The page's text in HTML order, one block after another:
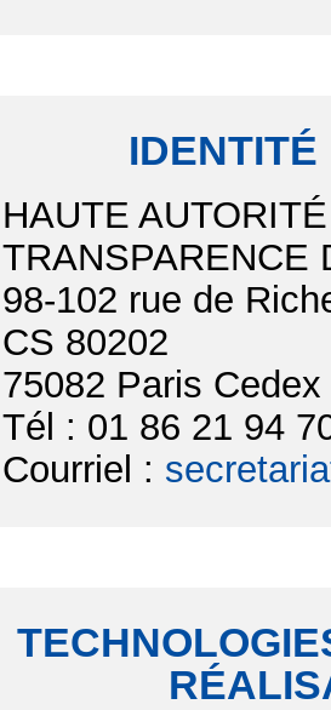
HAUTE
TRANSPARENCE
98-102 rue de
CS 80202
75082 Paris Cedex
Tél : 01 86 21 94
Courriel :